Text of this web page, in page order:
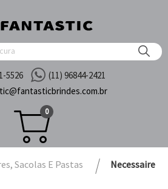
5526
(11) 96844-2421
fantasticbrindes.com.br
0
Sacolas E Pastas
Necessaire